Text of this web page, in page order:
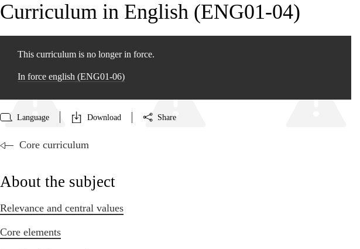
Curriculum in English (ENG01‑04)
This curriculum is no longer in force.
In force english (ENG01‑06)
Language Download Share
Core curriculum
About the subject
Relevance and central values
Core elements